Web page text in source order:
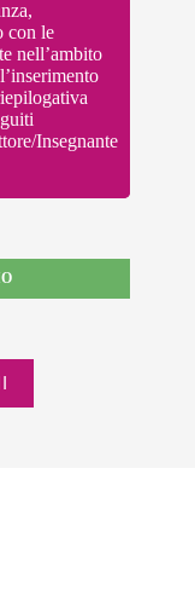
con le
nell’ambito
Insegnante